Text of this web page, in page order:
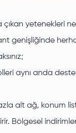
yetenekleri
genişliğinde
aynı anda
alt ağ, konum
Bölgesel